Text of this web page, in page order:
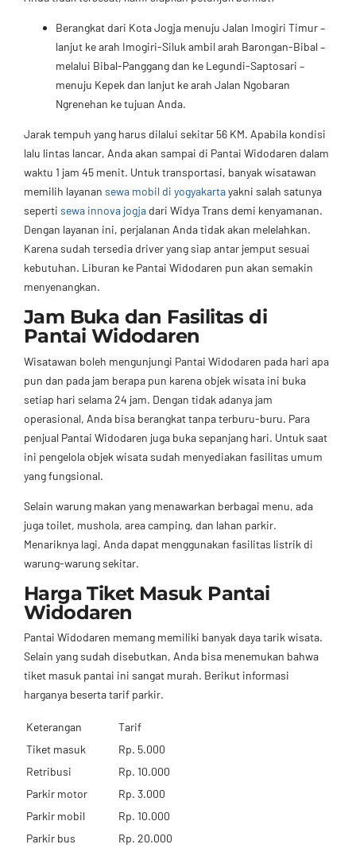
Berangkat dari Kota Jogja menuju Jalan Imogiri Timur –
lanjut ke arah Imogiri-Siluk ambil arah Barongan-Bibal –
melalui Bibal-Panggang dan ke Legundi-Saptosari –
menuju Kepek dan lanjut ke arah Jalan Ngobaran
Ngrenehan ke tujuan Anda.
Jarak tempuh yang harus dilalui sekitar 56 KM. Apabila kondisi
lalu lintas lancar, Anda akan sampai di Pantai Widodaren dalam
waktu 1 jam 45 menit. Untuk transportasi, banyak wisatawan
memilih layanan sewa mobil di yogyakartayakni salah satunya
seperti sewa innova jogjadari Widya Trans demi kenyamanan.
Dengan layanan ini, perjalanan Anda tidak akan melelahkan.
Karena sudah tersedia driver yang siap antar jemput sesuai
kebutuhan. Liburan ke Pantai Widodaren pun akan semakin
menyenangkan.
Jam Buka dan Fasilitas di
Pantai Widodaren
Wisatawan boleh mengunjungi Pantai Widodaren pada hari apa
pun dan pada jam berapa pun karena objek wisata ini buka
setiap hari selama 24 jam. Dengan tidak adanya jam
operasional, Anda bisa berangkat tanpa terburu-buru. Para
penjual Pantai Widodaren juga buka sepanjang hari. Untuk saat
ini pengelola objek wisata sudah menyediakan fasilitas umum
yang fungsional.
Selain warung makan yang menawarkan berbagai menu, ada
juga toilet, mushola, area camping, dan lahan parkir.
Menariknya lagi, Anda dapat menggunakan fasilitas listrik di
warung-warung sekitar.
Harga Tiket Masuk Pantai
Widodaren
Pantai Widodaren memang memiliki banyak daya tarik wisata.
Selain yang sudah disebutkan, Anda bisa menemukan bahwa
tiket masuk pantai ini sangat murah. Berikut informasi
harganya beserta tarif parkir.
Keterangan
Tarif
Tiket masuk
Rp. 5.000
Retribusi
Rp. 10.000
Parkir motor
Rp. 3.000
Parkir mobil
Rp. 10.000
Parkir bus
Rp. 20.000